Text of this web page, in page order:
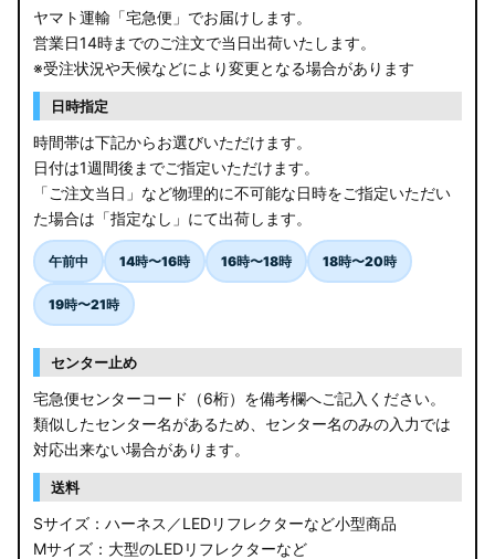
ヤマト運輸「宅急便」でお届けします。
営業日14時までのご注文で当日出荷いたします。
※受注状況や天候などにより変更となる場合があります
日時指定
時間帯は下記からお選びいただけます。
日付は1週間後までご指定いただけます。
「ご注文当日」など物理的に不可能な日時をご指定いただい
た場合は「指定なし」にて出荷します。
午前中 14時〜16時 16時〜18時 18時〜20時
19時〜21時
センター止め
宅急便センターコード（6桁）を備考欄へご記入ください。
類似したセンター名があるため、センター名のみの入力では
対応出来ない場合があります。
送料
Sサイズ：ハーネス／LEDリフレクターなど小型商品
Mサイズ：大型のLEDリフレクターなど